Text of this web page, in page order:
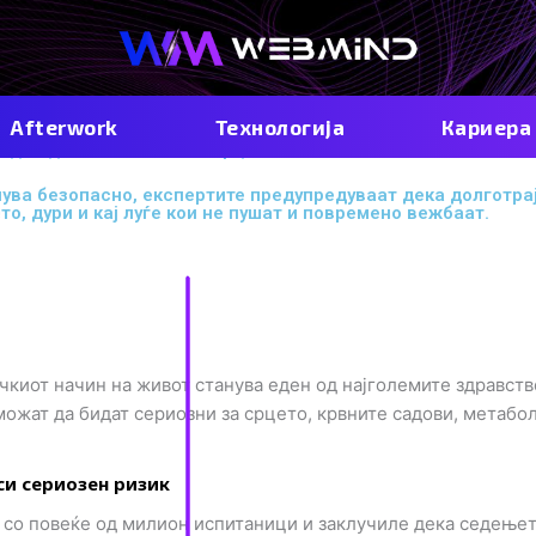
Afterwork Технологија Кариера
безопасно, експертите предупредуваат дека
дури и кај луѓе кои не пушат и повремено вежбаат.
начин на живот станува еден од најголемите
да бидат сериозни за срцето, крвните садови,
сериозен ризик
повеќе од милион испитаници и заклучиле дека